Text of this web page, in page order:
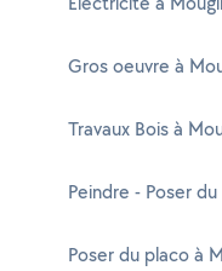
Gros oeuvre à
Travaux Bois à
Peindre - Poser
Poser du placo à